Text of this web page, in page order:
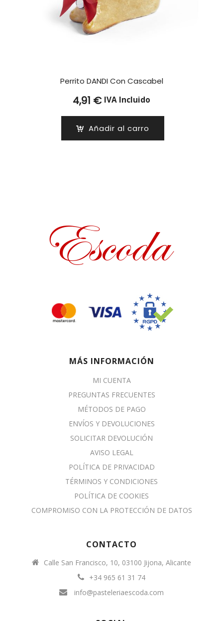
Perrito DANDI Con Cascabel
4,91 € IVA Incluido
Añadir al carro
MÁS INFORMACIÓN
MI CUENTA
PREGUNTAS FRECUENTES
MÉTODOS DE PAGO
ENVÍOS Y DEVOLUCIONES
SOLICITAR DEVOLUCIÓN
AVISO LEGAL
POLÍTICA DE PRIVACIDAD
TÉRMINOS Y CONDICIONES
POLÍTICA DE COOKIES
COMPROMISO CON LA PROTECCIÓN DE DATOS
CONTACTO
Calle San Francisco, 10, 03100 Jijona, Alicante
+34 965 61 31 74
info@pasteleriaescoda.com